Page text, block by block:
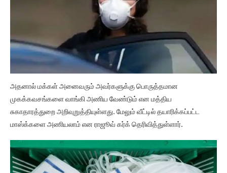
அதனால் மக்கள் அனைவரும் அவர்களுக்கு பொருத்தமான
முகக்கவசங்களை வாங்கி அணிய வேண்டும் என மத்திய
சுகாதாரத்துறை அறிவுறுத்தியுள்ளது. மேலும் வீட்டில் தயாரிக்கப்பட்ட
மாஸ்க்களை அணியலாம் என ராஜூவ் கர்க் தெரிவித்துள்ளார்.